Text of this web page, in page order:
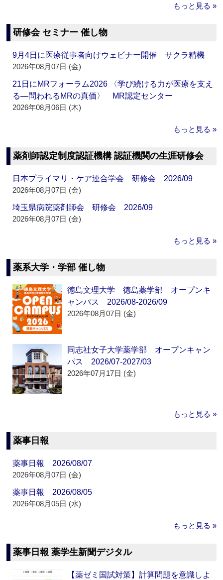
もっと見る »
研修会 セミナー 催し物
9月4日に医療従事者向けウェビナー開催 サクラ精機
2026年08月07日 (金)
21日にMRフォーラム2026 〈学び続ける力が医療を支え
る―問われるMRの真価〉 MR認定センター
2026年08月06日 (木)
もっと見る »
薬剤師認定制度認証機構 認証機関の生涯研修会
日本プライマリ・ケア連合学会 研修会 2026/09
2026年08月07日 (金)
埼玉県病院薬剤師会 研修会 2026/09
2026年08月07日 (金)
もっと見る »
薬系大学・学部 催し物
徳島文理大学 徳島薬学部 オープンキ
ャンパス 2026/08-2026/09
2026年08月07日 (金)
同志社女子大学薬学部 オープンキャン
パス 2026/07-2027/03
2026年07月17日 (金)
もっと見る »
薬事日報
薬事日報 2026/08/07
2026年08月07日 (金)
薬事日報 2026/08/05
2026年08月05日 (水)
もっと見る »
薬事日報 薬学生新聞デジタル
【薬ゼミ国試対策】計算問題を意識しよ